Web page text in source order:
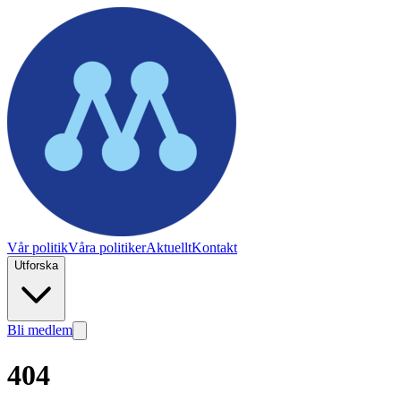
Vår politikVåra politikerAktuelltKontakt
Utforska
Bli medlem
404